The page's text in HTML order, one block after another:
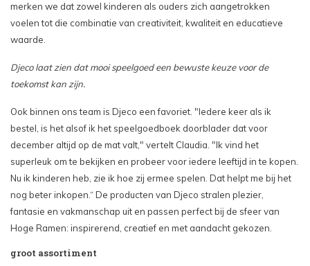
merken we dat zowel kinderen als ouders zich aangetrokken
voelen tot die combinatie van creativiteit, kwaliteit en educatieve
waarde.
Djeco laat zien dat mooi speelgoed een bewuste keuze voor de
toekomst kan zijn.
Ook binnen ons team is Djeco een favoriet. "Iedere keer als ik
bestel, is het alsof ik het speelgoedboek doorblader dat voor
december altijd op de mat valt," vertelt Claudia. "Ik vind het
superleuk om te bekijken en probeer voor iedere leeftijd in te kopen.
Nu ik kinderen heb, zie ik hoe zij ermee spelen. Dat helpt me bij het
nog beter inkopen.“ De producten van Djeco stralen plezier,
fantasie en vakmanschap uit en passen perfect bij de sfeer van
Hoge Ramen: inspirerend, creatief en met aandacht gekozen.
groot assortiment